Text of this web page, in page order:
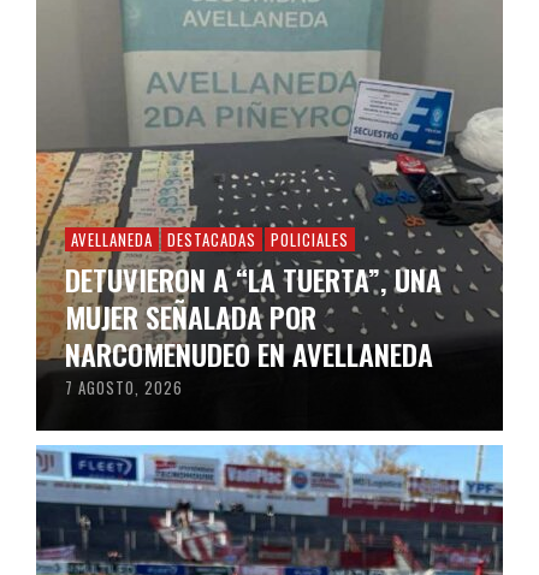
AVELLANEDA DESTACADAS POLICIALES
DETUVIERON A “LA TUERTA”, UNA
MUJER SEÑALADA POR
NARCOMENUDEO EN AVELLANEDA
7 AGOSTO, 2026